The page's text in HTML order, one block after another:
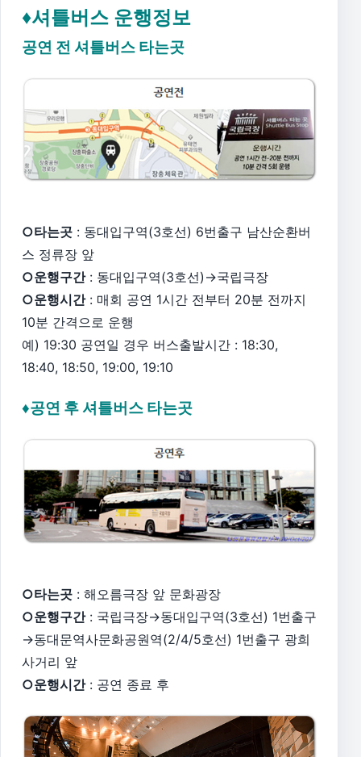
♦셔틀버스 운행정보
공연 전 셔틀버스 타는곳
○타는곳 : 동대입구역(3호선) 6번출구 남산순환버
스 정류장 앞
○운행구간: 동대입구역(3호선)→국립극장
○운행시간: 매회 공연 1시간 전부터 20분 전까지
10분 간격으로 운행
예) 19:30 공연일 경우 버스출발시간 : 18:30,
18:40, 18:50, 19:00, 19:10
♦공연 후 셔틀버스 타는곳
○타는곳 : 해오름극장 앞 문화광장
○운행구간: 국립극장→동대입구역(3호선) 1번출구
→동대문역사문화공원역(2/4/5호선) 1번출구 광희
사거리 앞
○운행시간: 공연 종료 후